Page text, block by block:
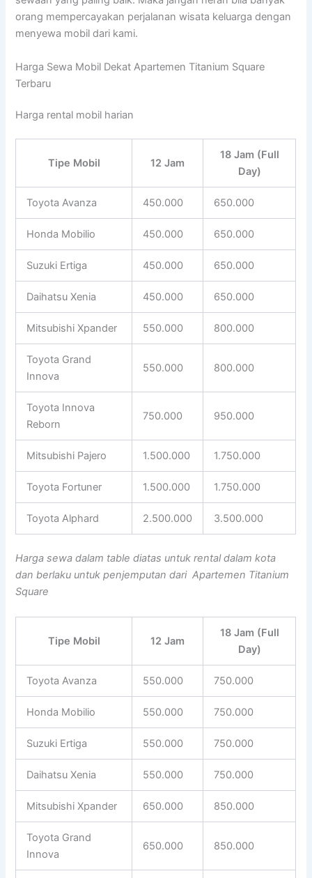
orang mempercayakan perjalanan wisata keluarga dengan
menyewa mobil dari kami.
Harga Sewa Mobil Dekat Apartemen Titanium Square
Terbaru
Harga rental mobil harian
Tipe Mobil 12 Jam
18 Jam (Full
Day)
Toyota Avanza 450.000 650.000
Honda Mobilio 450.000 650.000
Suzuki Ertiga 450.000 650.000
Daihatsu Xenia 450.000 650.000
Mitsubishi Xpander 550.000 800.000
Toyota Grand
Innova
550.000 800.000
Toyota Innova
Reborn
750.000 950.000
Mitsubishi Pajero 1.500.000 1.750.000
Toyota Fortuner 1.500.000 1.750.000
Toyota Alphard 2.500.000 3.500.000
Harga sewa dalam table diatas untuk rental dalam kota
dan berlaku untuk penjemputan dari Apartemen Titanium
Square
Tipe Mobil 12 Jam
18 Jam (Full
Day)
Toyota Avanza 550.000 750.000
Honda Mobilio 550.000 750.000
Suzuki Ertiga 550.000 750.000
Daihatsu Xenia 550.000 750.000
Mitsubishi Xpander 650.000 850.000
Toyota Grand
Innova
650.000 850.000